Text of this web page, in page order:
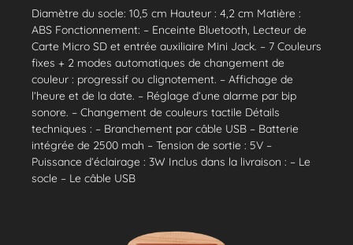
Diamètre du socle: 10,5 cm Hauteur : 4,2 cm Matière :
ABS Fonctionnement: – Enceinte Bluetooth, Lecteur de
Carte Micro SD et entrée auxiliaire Mini Jack. – 7 Couleurs
fixes + 2 modes automatiques de changement de
couleur : progressif ou clignotement. – Affichage de
l’heure et de la date. – Réglage d’une alarme par bip
sonore. – Changement de couleurs tactile Détails
techniques : – Branchement par câble USB – Batterie
intégrée de 2500 mah – Tension de sortie : 5V –
Puissance d’éclairage : 3W Inclus dans la livraison : – Le
socle – Le câble USB